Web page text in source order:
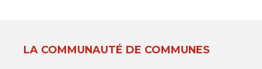
LA COMMUNAUTÉ DE COMMUNES